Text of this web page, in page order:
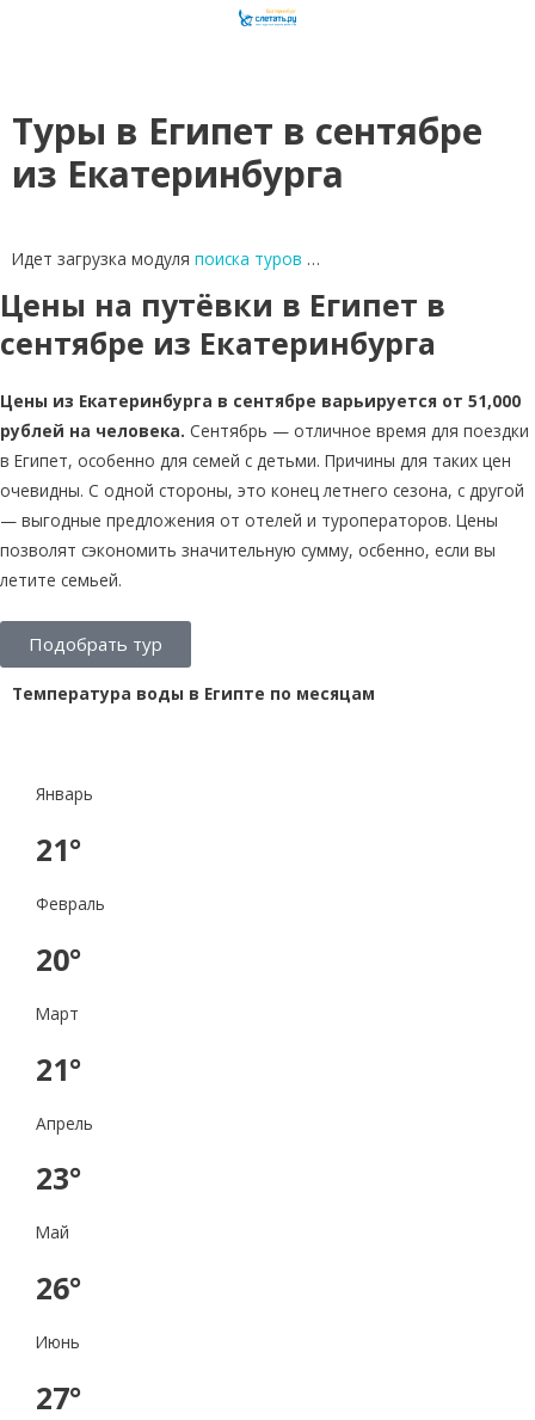
Туры в Египет в сентябре
из Екатеринбурга
Идет загрузка модуля поиска туров …
Цены на путёвки в Египет в
сентябре из Екатеринбурга
Цены из Екатеринбурга в сентябре варьируется от 51,000
рублей на человека. Сентябрь — отличное время для поездки
в Египет, особенно для семей с детьми. Причины для таких цен
очевидны. С одной стороны, это конец летнего сезона, с другой
— выгодные предложения от отелей и туроператоров. Цены
позволят сэкономить значительную сумму, осбенно, если вы
летите семьей.
Подобрать тур
Температура воды в Египте по месяцам
Январь
21°
Февраль
20°
Март
21°
Апрель
23°
Май
26°
Июнь
27°